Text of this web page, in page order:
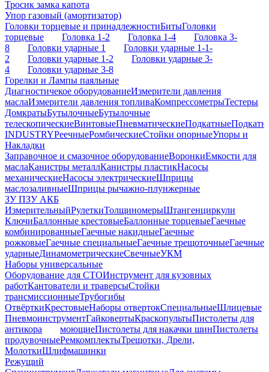
Тросик замка капота
Упор газовый (амортизатор)
Головки торцевые и принадлежностиБитыГоловки
торцевые
Головка 1-2 Головка 1-4
Головка 3-
8
Головки ударные 1
Головки ударные 1-1-
2
Головки ударные 1-2
Головки ударные 3-
4
Головки ударные 3-8
Горелки и Лампы паяльные
Диагностичекое оборудованиеИзмерители давления
маслаИзмерители давления топливаКомпрессометрыТестеры
ДомкратыБутылочныеБутылочные
телескопическиеВинтовыеПневматическиеПодкатные
INDUSTRYРеечныеРомбическиеСтойки опорныеУпоры и
Накладки
Заправочное и смазочное оборудованиеВоронкиЕмкости для
маслаКанистры металлКанистры пластикНасосы
механическиеНасосы электрическиеШприцы
маслозаливныеШприцы рычажно-плунжерные
ЗУ ПЗУ АКБ
ИзмерительныйРулеткиТолщиномерыШтангенциркули
КлючиБаллонные крестовыеБаллонные торцевыеГаечные
комбинированныеГаечные накидныеГаечные
рожковыеГаечные специальныеГаечные трещоточныеГаечные
ударныеДинамометрическиеСвечныеУКМ
Наборы универсальные
Оборудование для СТОИнструмент для кузовных
работКантователи и траверсыСтойки
трансмиссионныеТрубогибы
ОтвёрткиКрестовыеНаборы отвертокСпециальныеШлицевые
ПневмоинструментГайковертыКраскопультыПистолеты для
антикора
моющиеПистолеты для накачки шинПистолеты
продувочныеРемкомплектыТрещотки, Дрели,
МолоткиШлифмашинки
Режущий